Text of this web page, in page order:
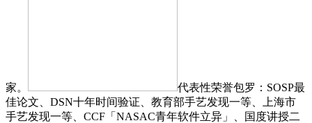
家。
代表性荣誉包罗：SOSP最
佳论文、DSN十年时间验证、教育部手艺发现一等、上海市
手艺发现一等、CCF「NASAC青年软件立异」、国度讲授二